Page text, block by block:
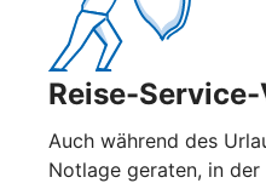
Reise-
Auch während des
Notlage geraten, in